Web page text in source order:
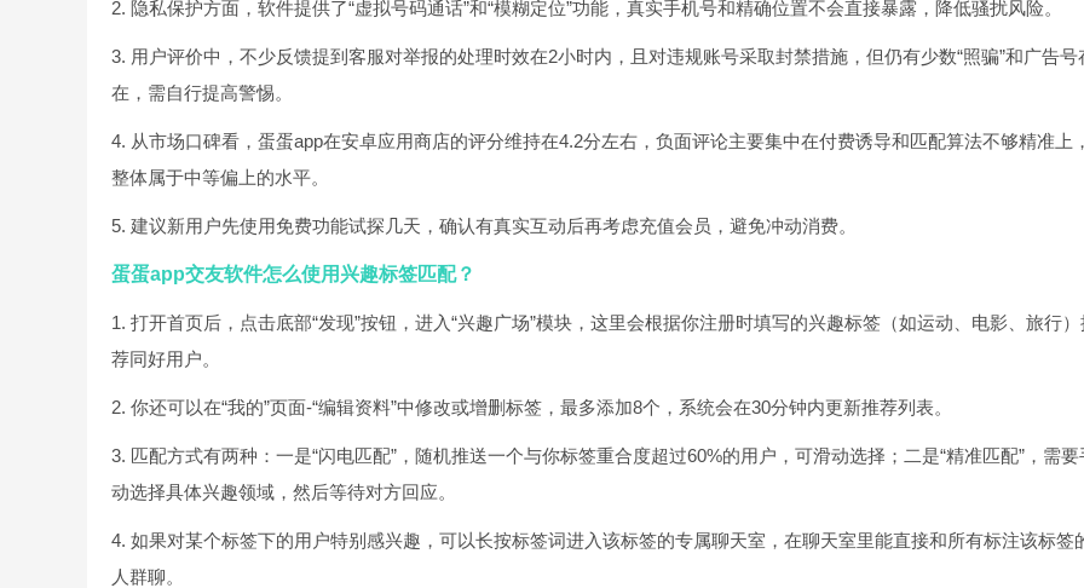
2. 隐私保护方面，软件提供了“虚拟号码通话”和“模糊定位”功能，真实手机号和精确位置不会直接暴露，降低骚扰风险。
3. 用户评价中，不少反馈提到客服对举报的处理时效在2小时内，且对违规账号采取封禁措施，但仍有少数“照骗”和广告号
在，需自行提高警惕。
4. 从市场口碑看，蛋蛋app在安卓应用商店的评分维持在4.2分左右，负面评论主要集中在付费诱导和匹配算法不够精准上，
整体属于中等偏上的水平。
5. 建议新用户先使用免费功能试探几天，确认有真实互动后再考虑充值会员，避免冲动消费。
蛋蛋app交友软件怎么使用兴趣标签匹配？
1. 打开首页后，点击底部“发现”按钮，进入“兴趣广场”模块，这里会根据你注册时填写的兴趣标签（如运动、电影、旅行）
荐同好用户。
2. 你还可以在“我的”页面-“编辑资料”中修改或增删标签，最多添加8个，系统会在30分钟内更新推荐列表。
3. 匹配方式有两种：一是“闪电匹配”，随机推送一个与你标签重合度超过60%的用户，可滑动选择；二是“精准匹配”，需要
动选择具体兴趣领域，然后等待对方回应。
4. 如果对某个标签下的用户特别感兴趣，可以长按标签词进入该标签的专属聊天室，在聊天室里能直接和所有标注该标签
人群聊。